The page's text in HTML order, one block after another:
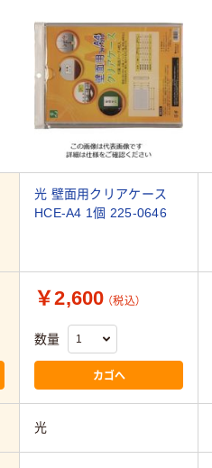
光 壁面用クリアケース
HCE-A4 1個 225-0646
￥2,600 （税込）
数量
カゴへ
光